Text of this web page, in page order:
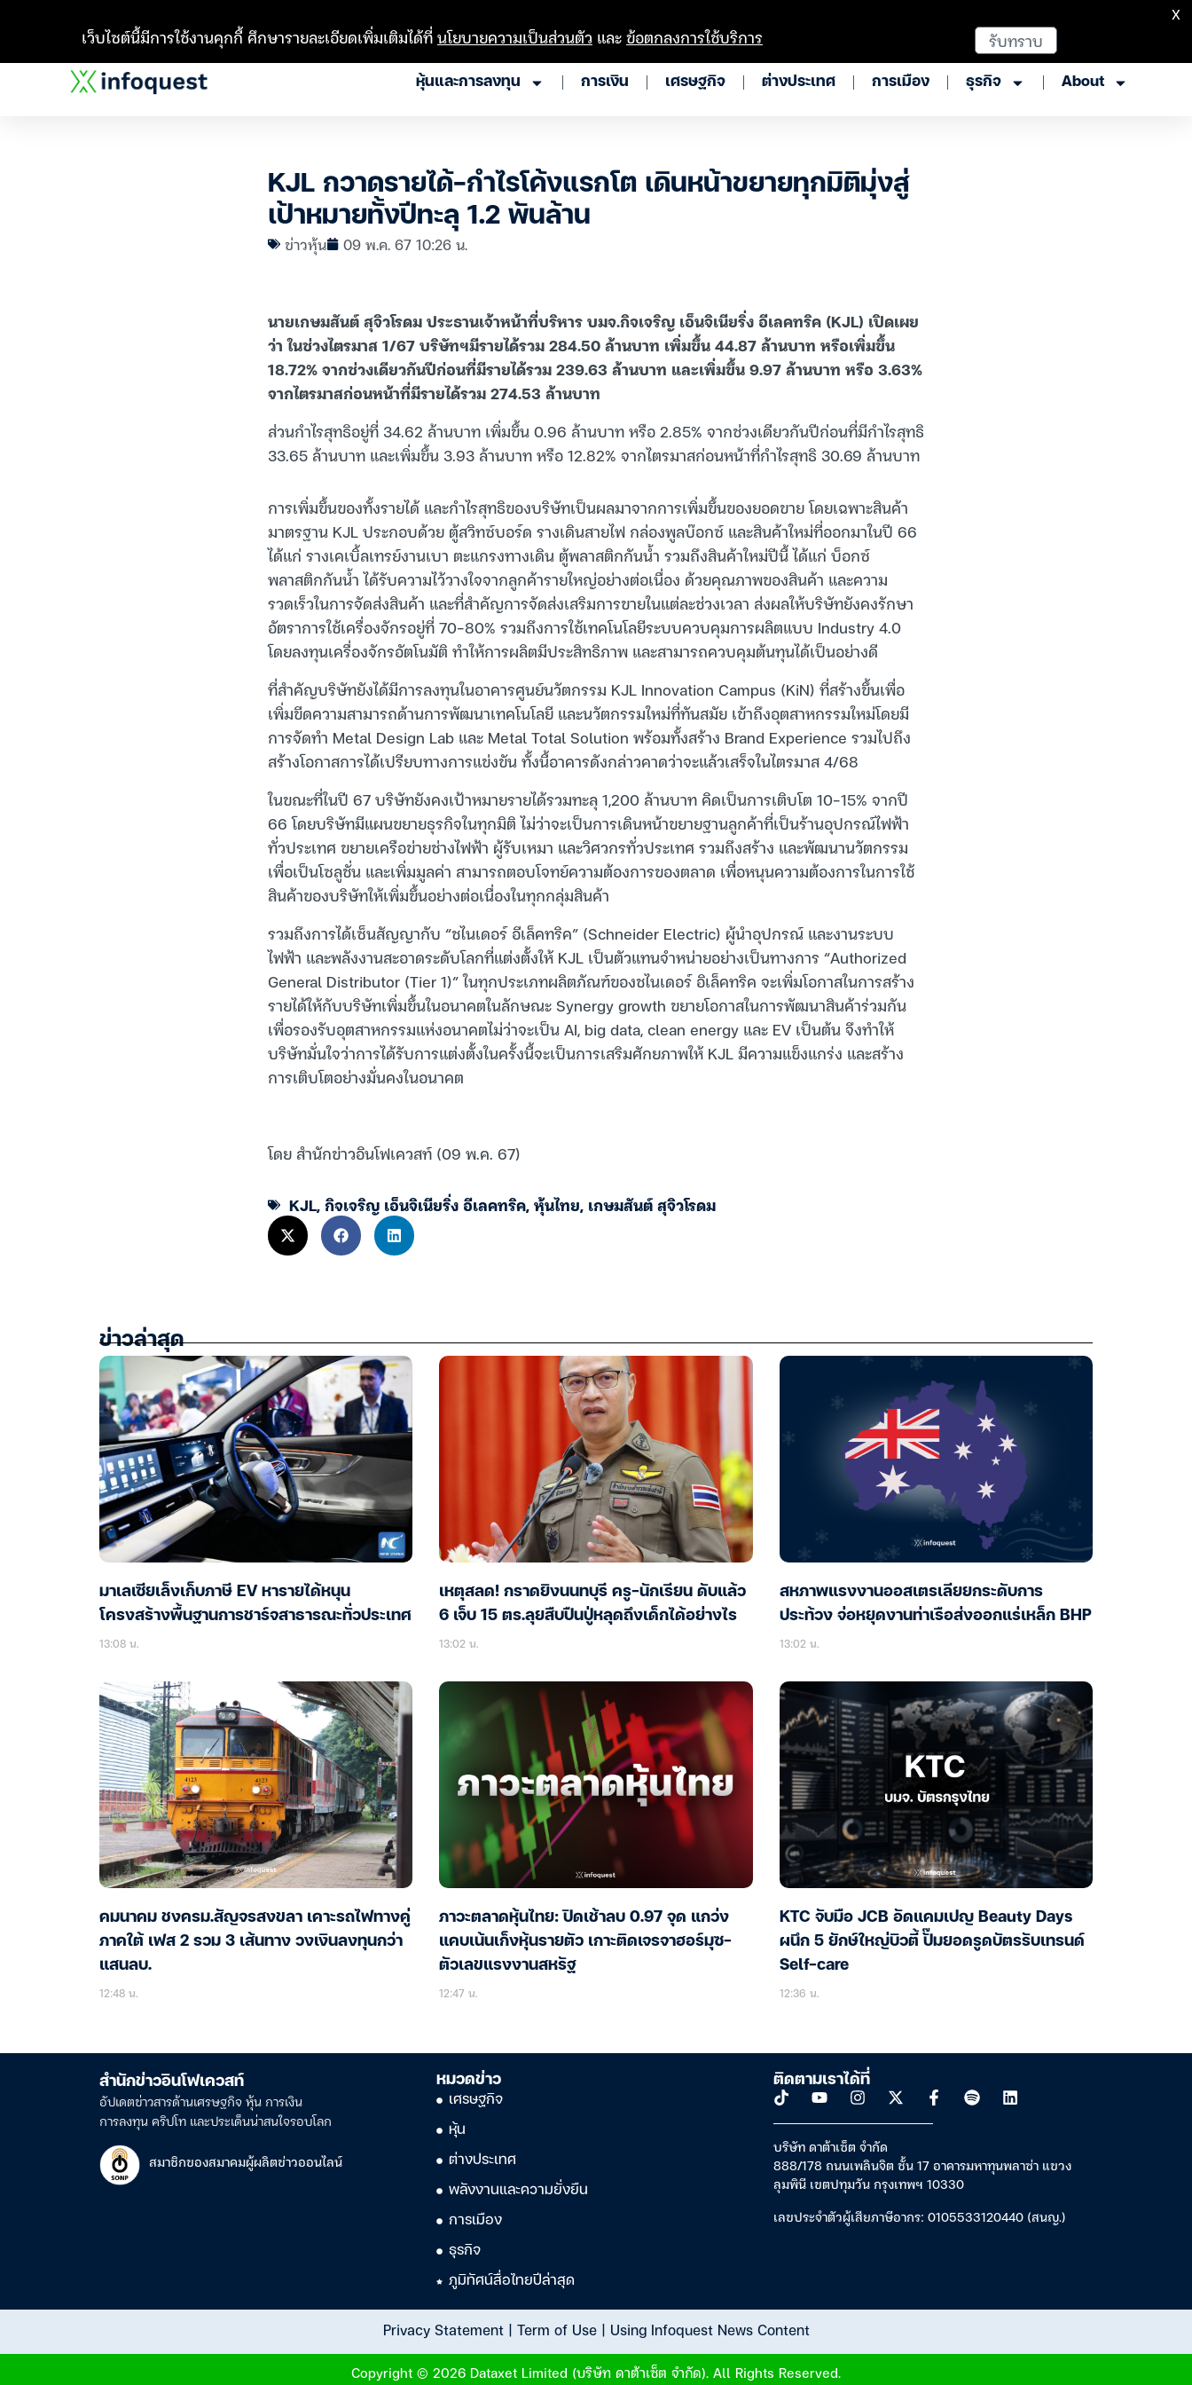
หุ้นและการลงทุน การเงิน เศรษฐกิจ ต่างประเทศ การเมือง ธุรกิจ About
KJL กวาดรายได้-กำไรโค้งแรกโต เดินหน้าขยายทุกมิติมุ่งสู่
เป้าหมายทั้งปีทะลุ 1.2 พันล้าน
ข่าวหุ้น 09 พ.ค. 67 10:26 น.
นายเกษมสันต์ สุจิวโรดม ประธานเจ้าหน้าที่บริหาร บมจ.กิจเจริญ เอ็นจิเนียริ่ง อีเลคทริค (KJL) เปิดเผย
ว่า ในช่วงไตรมาส 1/67 บริษัทฯมีรายได้รวม 284.50 ล้านบาท เพิ่มขึ้น 44.87 ล้านบาท หรือเพิ่มขึ้น
18.72% จากช่วงเดียวกันปีก่อนที่มีรายได้รวม 239.63 ล้านบาท และเพิ่มขึ้น 9.97 ล้านบาท หรือ 3.63%
จากไตรมาสก่อนหน้าที่มีรายได้รวม 274.53 ล้านบาท
ส่วนกำไรสุทธิอยู่ที่ 34.62 ล้านบาท เพิ่มขึ้น 0.96 ล้านบาท หรือ 2.85% จากช่วงเดียวกันปีก่อนที่มีกำไรสุทธิ
33.65 ล้านบาท และเพิ่มขึ้น 3.93 ล้านบาท หรือ 12.82% จากไตรมาสก่อนหน้าที่กำไรสุทธิ 30.69 ล้านบาท
การเพิ่มขึ้นของทั้งรายได้ และกำไรสุทธิของบริษัทเป็นผลมาจากการเพิ่มขึ้นของยอดขาย โดยเฉพาะสินค้า
มาตรฐาน KJL ประกอบด้วย ตู้สวิทซ์บอร์ด รางเดินสายไฟ กล่องพูลบ๊อกซ์ และสินค้าใหม่ที่ออกมาในปี 66
ได้แก่ รางเคเบิ้ลเทรย์งานเบา ตะแกรงทางเดิน ตู้พลาสติกกันน้ำ รวมถึงสินค้าใหม่ปีนี้ ได้แก่ บ็อกซ์
พลาสติกกันน้ำ ได้รับความไว้วางใจจากลูกค้ารายใหญ่อย่างต่อเนื่อง ด้วยคุณภาพของสินค้า และความ
รวดเร็วในการจัดส่งสินค้า และที่สำคัญการจัดส่งเสริมการขายในแต่ละช่วงเวลา ส่งผลให้บริษัทยังคงรักษา
อัตราการใช้เครื่องจักรอยู่ที่ 70-80% รวมถึงการใช้เทคโนโลยีระบบควบคุมการผลิตแบบ Industry 4.0
โดยลงทุนเครื่องจักรอัตโนมัติ ทำให้การผลิตมีประสิทธิภาพ และสามารถควบคุมต้นทุนได้เป็นอย่างดี
ที่สำคัญบริษัทยังได้มีการลงทุนในอาคารศูนย์นวัตกรรม KJL Innovation Campus (KiN) ที่สร้างขึ้นเพื่อ
เพิ่มขีดความสามารถด้านการพัฒนาเทคโนโลยี และนวัตกรรมใหม่ที่ทันสมัย เข้าถึงอุตสาหกรรมใหม่โดยมี
การจัดทำ Metal Design Lab และ Metal Total Solution พร้อมทั้งสร้าง Brand Experience รวมไปถึง
สร้างโอกาสการได้เปรียบทางการแข่งขัน ทั้งนี้อาคารดังกล่าวคาดว่าจะแล้วเสร็จในไตรมาส 4/68
ในขณะที่ในปี 67 บริษัทยังคงเป้าหมายรายได้รวมทะลุ 1,200 ล้านบาท คิดเป็นการเติบโต 10-15% จากปี
66 โดยบริษัทมีแผนขยายธุรกิจในทุกมิติ ไม่ว่าจะเป็นการเดินหน้าขยายฐานลูกค้าที่เป็นร้านอุปกรณ์ไฟฟ้า
ทั่วประเทศ ขยายเครือข่ายช่างไฟฟ้า ผู้รับเหมา และวิศวกรทั่วประเทศ รวมถึงสร้าง และพัฒนานวัตกรรม
เพื่อเป็นโซลูชั่น และเพิ่มมูลค่า สามารถตอบโจทย์ความต้องการของตลาด เพื่อหนุนความต้องการในการใช้
สินค้าของบริษัทให้เพิ่มขึ้นอย่างต่อเนื่องในทุกกลุ่มสินค้า
รวมถึงการได้เซ็นสัญญากับ “ชไนเดอร์ อีเล็คทริค” (Schneider Electric) ผู้นำอุปกรณ์ และงานระบบ
ไฟฟ้า และพลังงานสะอาดระดับโลกที่แต่งตั้งให้ KJL เป็นตัวแทนจำหน่ายอย่างเป็นทางการ “Authorized
General Distributor (Tier 1)” ในทุกประเภทผลิตภัณฑ์ของชไนเดอร์ อิเล็คทริค จะเพิ่มโอกาสในการสร้าง
รายได้ให้กับบริษัทเพิ่มขึ้นในอนาคตในลักษณะ Synergy growth ขยายโอกาสในการพัฒนาสินค้าร่วมกัน
เพื่อรองรับอุตสาหกรรมแห่งอนาคตไม่ว่าจะเป็น AI, big data, clean energy และ EV เป็นต้น จึงทำให้
บริษัทมั่นใจว่าการได้รับการแต่งตั้งในครั้งนี้จะเป็นการเสริมศักยภาพให้ KJL มีความแข็งแกร่ง และสร้าง
การเติบโตอย่างมั่นคงในอนาคต
โดย สำนักข่าวอินโฟเควสท์ (09 พ.ค. 67)
KJL,กิจเจริญ เอ็นจิเนียริ่ง อีเลคทริค,หุ้นไทย, เกษมสันต์ สุจิวโรดม
ข่าวล่าสุด
มาเลเซียเล็งเก็บภาษี EV หารายได้หนุน
โครงสร้างพื้นฐานการชาร์จสาธารณะทั่วประเทศ
13:08 น.
เหตุสลด! กราดยิงนนทบุรี ครู-นักเรียน ดับแล้ว
6 เจ็บ 15 ตร.ลุยสืบปืนปู่หลุดถึงเด็กได้อย่างไร
13:02 น.
สหภาพแรงงานออสเตรเลียยกระดับการ
ประท้วง จ่อหยุดงานท่าเรือส่งออกแร่เหล็ก BHP
13:02 น.
คมนาคม ชงครม.สัญจรสงขลา เคาะรถไฟทางคู่
ภาคใต้ เฟส 2 รวม 3 เส้นทาง วงเงินลงทุนกว่า
แสนลบ.
12:48 น.
ภาวะตลาดหุ้นไทย: ปิดเช้าลบ 0.97 จุด แกว่ง
แคบเน้นเก็งหุ้นรายตัว เกาะติดเจรจาฮอร์มุซ-
ตัวเลขแรงงานสหรัฐ
12:47 น.
KTC จับมือ JCB อัดแคมเปญ Beauty Days
ผนึก 5 ยักษ์ใหญ่บิวตี้ ปั๊มยอดรูดบัตรรับเทรนด์
Self-care
12:36 น.
สำนักข่าวอินโฟเควสท์
อัปเดตข่าวสารด้านเศรษฐกิจ หุ้น การเงิน
การลงทุน คริปโท และประเด็นน่าสนใจรอบโลก
สมาชิกของสมาคมผู้ผลิตข่าวออนไลน์
หมวดข่าว
เศรษฐกิจ
หุ้น
ต่างประเทศ
พลังงานและความยั่งยืน
การเมือง
ธุรกิจ
ภูมิทัศน์สื่อไทยปีล่าสุด
ติดตามเราได้ที่
บริษัท ดาต้าเซ็ต จำกัด
888/178 ถนนเพลินจิต ชั้น 17 อาคารมหาทุนพลาซ่า แขวง
ลุมพินี เขตปทุมวัน กรุงเทพฯ 10330
เลขประจำตัวผู้เสียภาษีอากร: 0105533120440 (สนญ.)
Privacy Statement| Term of Use| Using Infoquest News Content
Copyright © 2026 Dataxet Limited (บริษัท ดาต้าเซ็ต จำกัด). All Rights Reserved.
เว็บไซต์นี้มีการใช้งานคุกกี้ ศึกษารายละเอียดเพิ่มเติมได้ที่นโยบายความเป็นส่วนตัว และข้อตกลงการใช้บริการ รับทราบ
X